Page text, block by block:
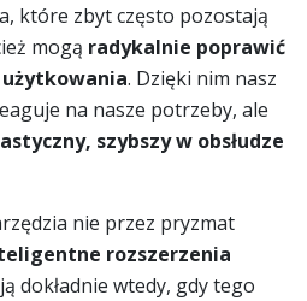
które zbyt często pozostają
mogą radykalnie poprawić
. Dzięki nim nasz
na nasze potrzeby, ale
szybszy w obsłudze
nie przez pryzmat
rozszerzenia
dokładnie wtedy, gdy tego